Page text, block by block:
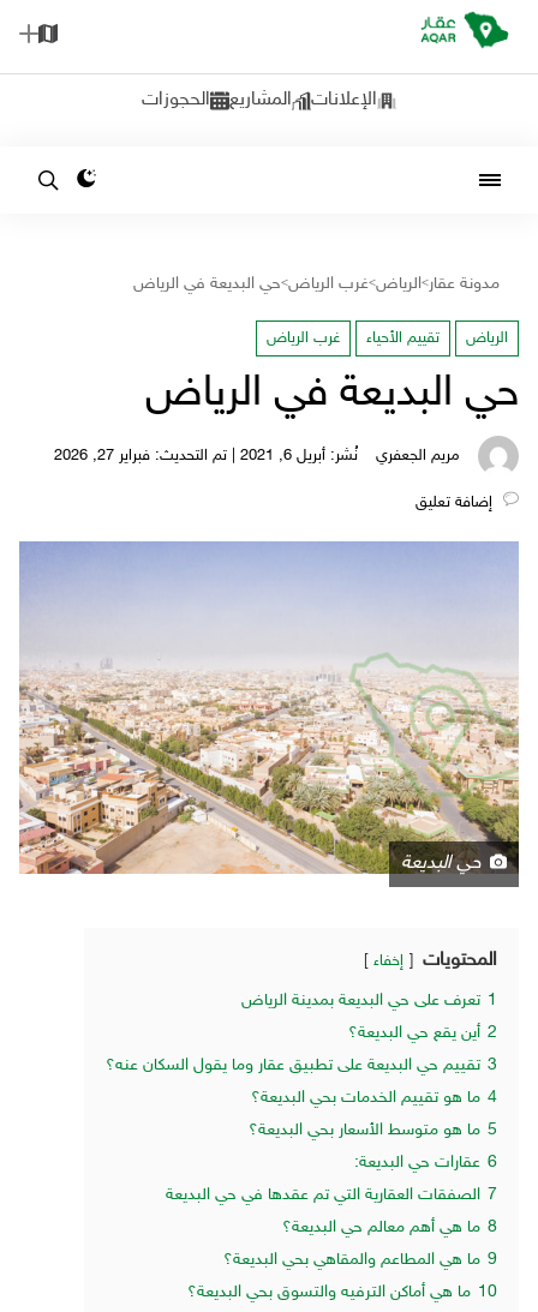
الإعلانات المشاريع الحجوزات
مدونة عقار>الرياض>غرب الرياض>حي البديعة في الرياض
الرياض تقييم الأحياء غرب الرياض
حي البديعة في الرياض
مريم الجعفري نُشر: أبريل 6, 2021 | تم التحديث: فبراير 27, 2026
حي البديعة
المحتويات إخفاء
1 تعرف على حي البديعة بمدينة الرياض
2 أين يقع حي البديعة؟
3 تقييم حي البديعة على تطبيق عقار وما يقول السكان عنه؟
4 ما هو تقييم الخدمات بحي البديعة؟
5 ما هو متوسط الأسعار بحي البديعة؟
6 عقارات حي البديعة:
7 الصفقات العقارية التي تم عقدها في حي البديعة
8 ما هي أهم معالم حي البديعة؟
9 ما هي المطاعم والمقاهي بحي البديعة؟
10 ما هي أماكن الترفيه والتسوق بحي البديعة؟